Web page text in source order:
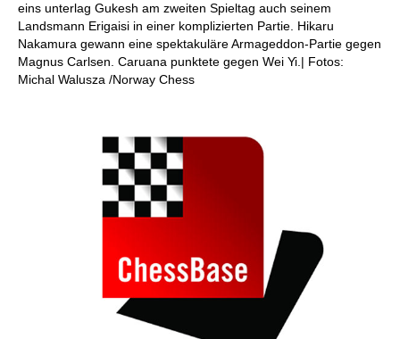
eins unterlag Gukesh am zweiten Spieltag auch seinem
Landsmann Erigaisi in einer komplizierten Partie. Hikaru
Nakamura gewann eine spektakuläre Armageddon-Partie gegen
Magnus Carlsen. Caruana punktete gegen Wei Yi.| Fotos:
Michal Walusza /Norway Chess